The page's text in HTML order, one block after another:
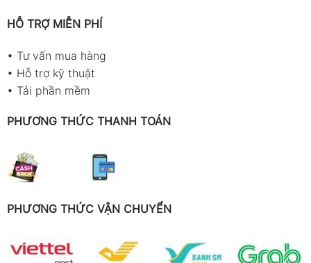
HỖ TRỢ MIỄN PHÍ
• Tư vấn mua hàng
• Hỗ trợ kỹ thuật
• Tải phần mềm
PHƯƠNG THỨC THANH TOÁN
PHƯƠNG THỨC VẬN CHUYỂN